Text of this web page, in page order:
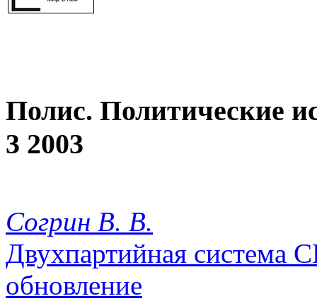
Полис. Политические
3 2003
Согрин В. В.
Двухпартийная система
обновление